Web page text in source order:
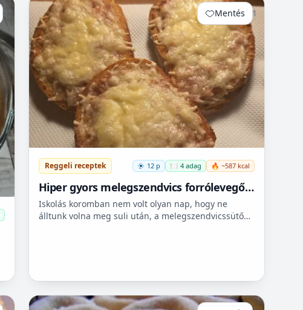
0 Mentés 1
Reggeli receptek 12 p 🍽️ 4 adag 🔥 ~587 kcal
Hiper gyors melegszendvics forrólevegős
sütőbe
Iskolás koromban nem volt olyan nap, hogy ne
álltunk volna meg suli után, a melegszendvicssütő